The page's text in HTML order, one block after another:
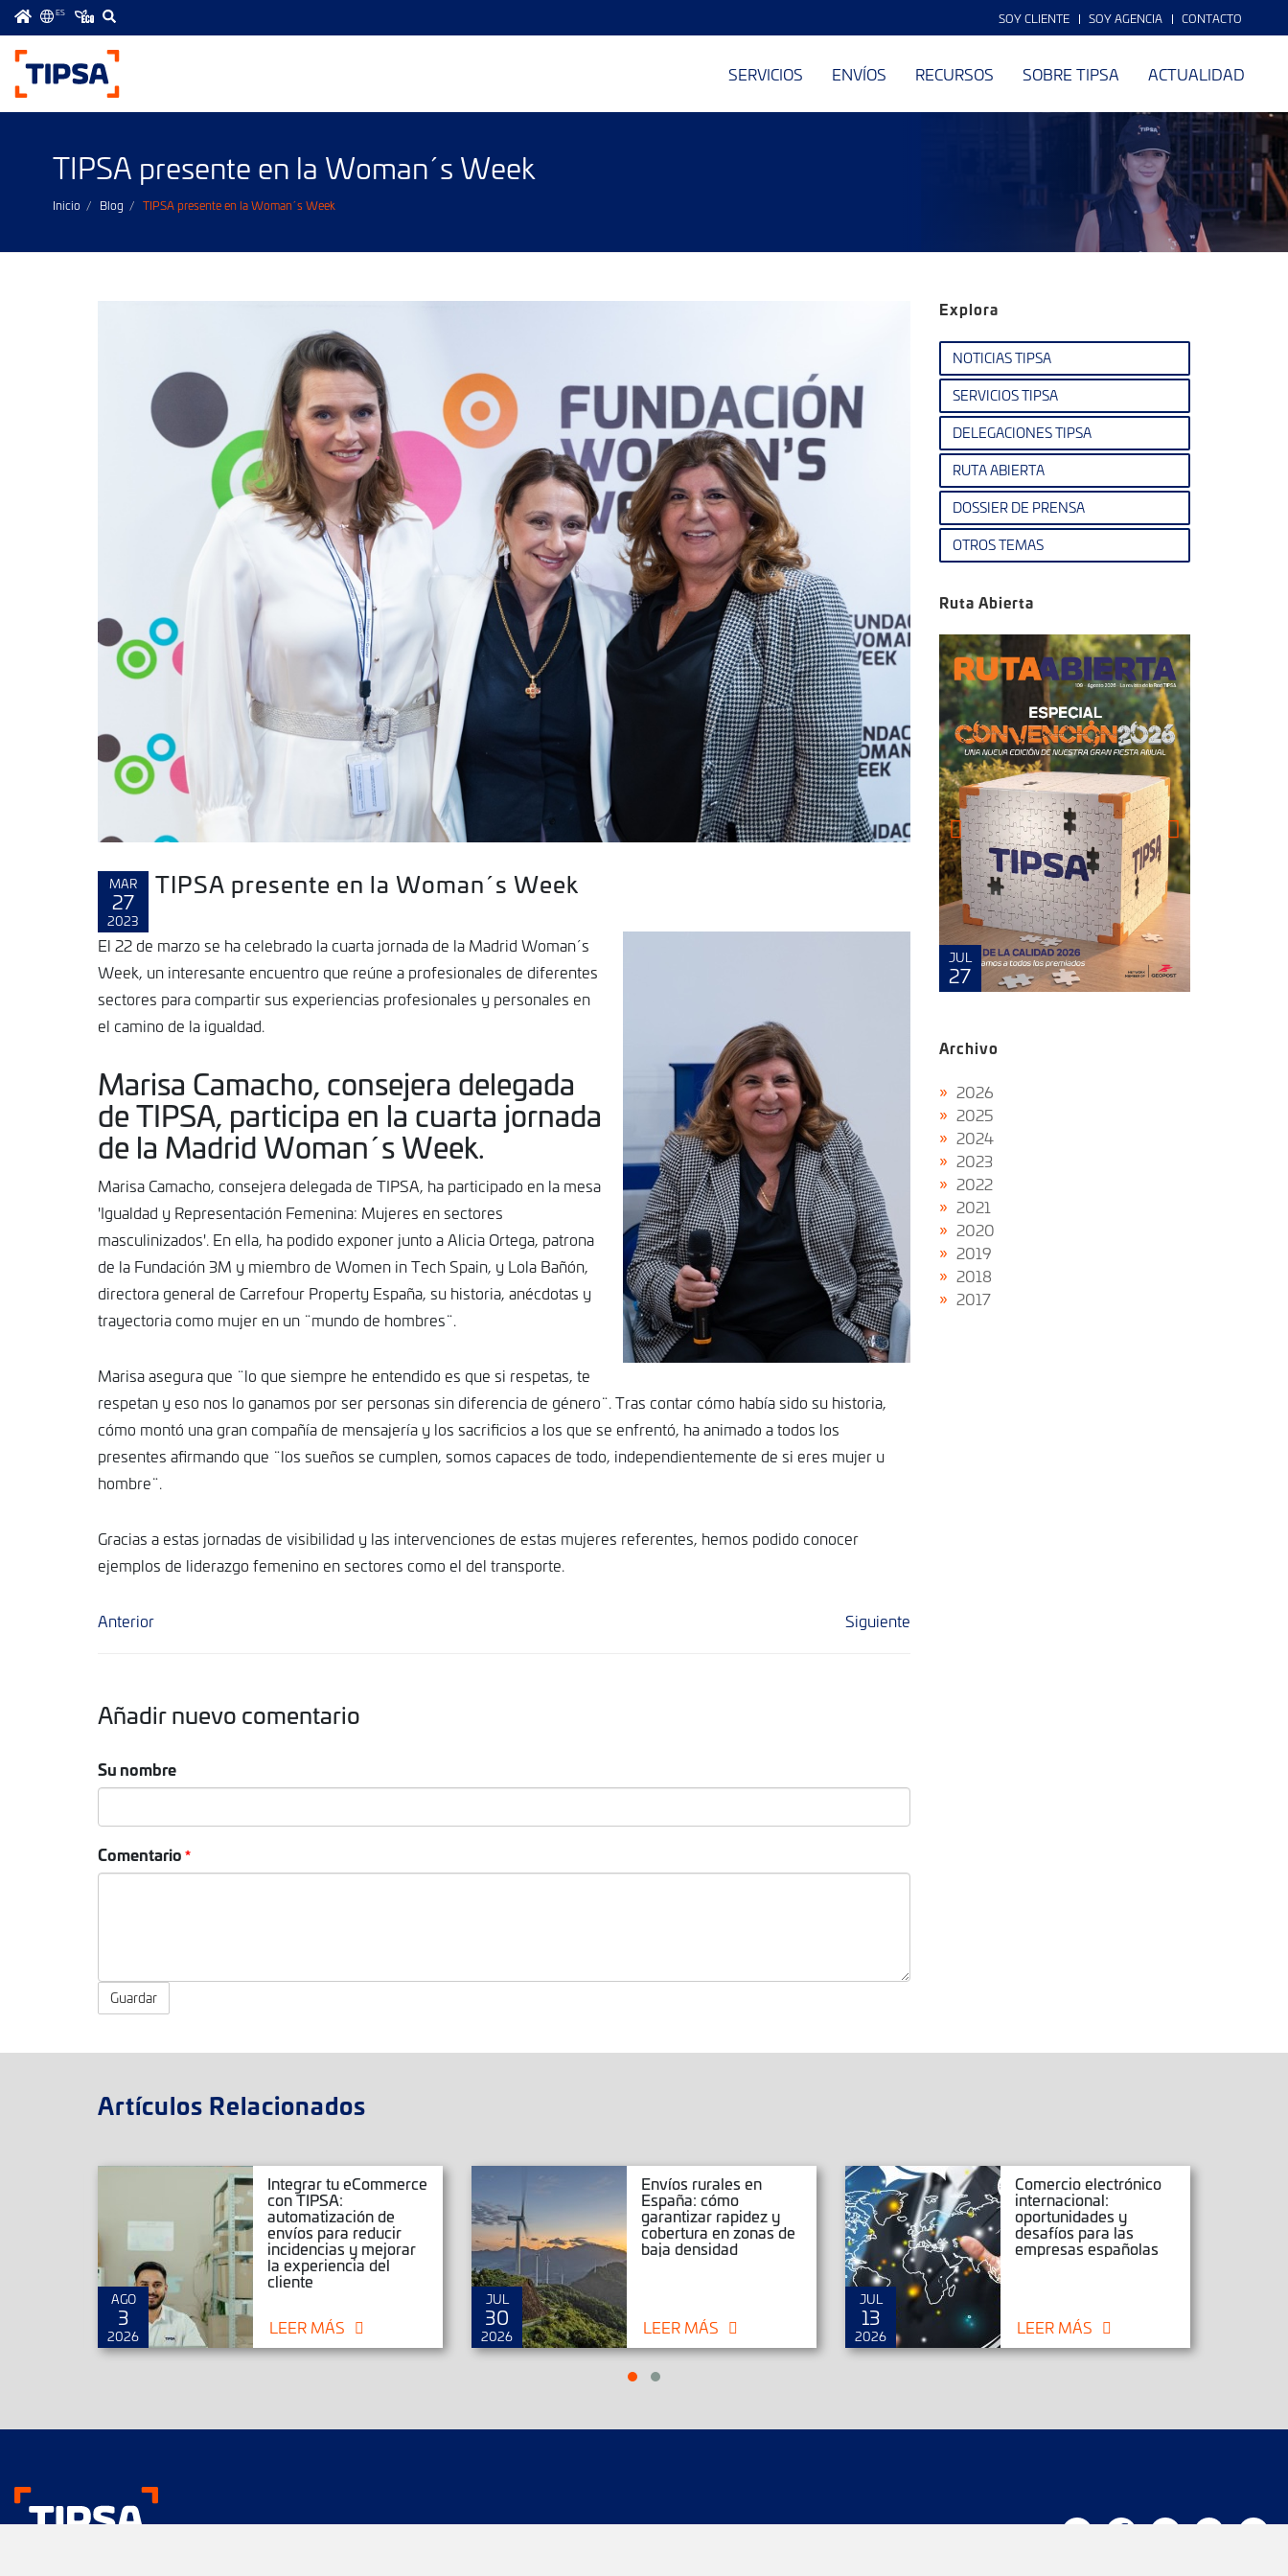
ES SOY CLIENTE SOY AGENCIA CONTACTO
Menú
SERVICIOS ENVÍOS RECURSOS SOBRE TIPSA ACTUALIDAD
TIPSA presente en la Woman´s Week
Inicio Blog TIPSA presente en la Woman´s Week
MAR
27
2023
TIPSA presente en la Woman´s Week
El 22 de marzo se ha celebrado la cuarta jornada de la Madrid Woman´s
Week, un interesante encuentro que reúne a profesionales de diferentes
sectores para compartir sus experiencias profesionales y personales en
el camino de la igualdad.
Marisa Camacho, consejera delegada
de TIPSA, participa en la cuarta jornada
de la Madrid Woman´s Week.
Marisa Camacho, consejera delegada de TIPSA, ha participado en la mesa
'Igualdad y Representación Femenina: Mujeres en sectores
masculinizados'. En ella, ha podido exponer junto a Alicia Ortega, patrona
de la Fundación 3M y miembro de Women in Tech Spain, y Lola Bañón,
directora general de Carrefour Property España, su historia, anécdotas y
trayectoria como mujer en un ¨mundo de hombres¨.
Marisa asegura que ¨lo que siempre he entendido es que si respetas, te
respetan y eso nos lo ganamos por ser personas sin diferencia de género¨. Tras contar cómo había sido su historia,
cómo montó una gran compañía de mensajería y los sacrificios a los que se enfrentó, ha animado a todos los
presentes afirmando que ¨los sueños se cumplen, somos capaces de todo, independientemente de si eres mujer u
hombre¨.
Gracias a estas jornadas de visibilidad y las intervenciones de estas mujeres referentes, hemos podido conocer
ejemplos de liderazgo femenino en sectores como el del transporte.
Anterior Siguiente
Añadir nuevo comentario
Su nombre
Comentario
Guardar
Explora
NOTICIAS TIPSA
SERVICIOS TIPSA
DELEGACIONES TIPSA
RUTA ABIERTA
DOSSIER DE PRENSA
OTROS TEMAS
Ruta Abierta
MAR
5
DIC
27
JUL
27
Archivo
2026
2025
2024
2023
2022
2021
2020
2019
2018
2017
Artículos Relacionados
AGO
3
2026
Integrar tu eCommerce
con TIPSA:
automatización de
envíos para reducir
incidencias y mejorar
la experiencia del
cliente
LEER MÁS
JUL
30
2026
Envíos rurales en
España: cómo
garantizar rapidez y
cobertura en zonas de
baja densidad
LEER MÁS
JUL
13
2026
Comercio electrónico
internacional:
oportunidades y
desafíos para las
empresas españolas
LEER MÁS
Nos gustan tus envíos